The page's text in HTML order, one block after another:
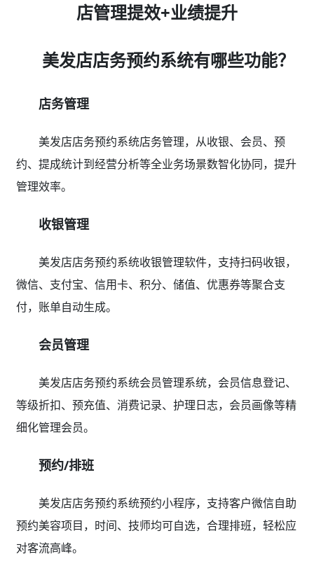
店管理提效+业绩提升
美发店店务预约系统有哪些功能？
店务管理
美发店店务预约系统店务管理，从收银、会员、预
约、提成统计到经营分析等全业务场景数智化协同，提升
管理效率。
收银管理
美发店店务预约系统收银管理软件，支持扫码收银，
微信、支付宝、信用卡、积分、储值、优惠券等聚合支
付，账单自动生成。
会员管理
美发店店务预约系统会员管理系统，会员信息登记、
等级折扣、预充值、消费记录、护理日志，会员画像等精
细化管理会员。
预约/排班
美发店店务预约系统预约小程序，支持客户微信自助
预约美容项目，时间、技师均可自选，合理排班，轻松应
对客流高峰。